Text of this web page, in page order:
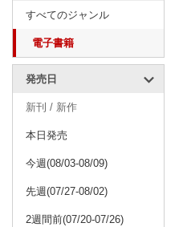
すべてのジャンル
電子書籍
発売日
新刊 / 新作
本日発売
今週(08/03-08/09)
先週(07/27-08/02)
2週間前(07/20-07/26)